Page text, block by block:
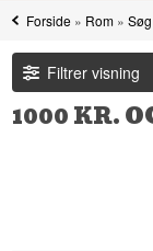
Forside » Rom »
Filtrer visning
1000 KR.